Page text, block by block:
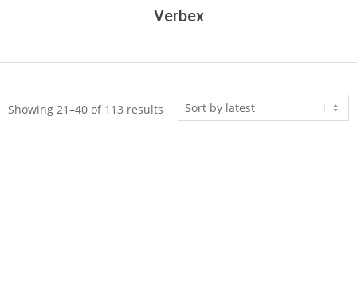
IN
BANGLADESH
Verbex
Showing 21–40 of 113 results Sorted